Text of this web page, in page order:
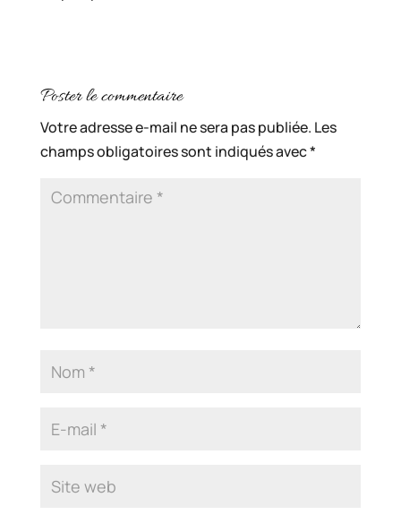
Poster le commentaire
Votre adresse e-mail ne sera pas publiée. Les
champs obligatoires sont indiqués avec*